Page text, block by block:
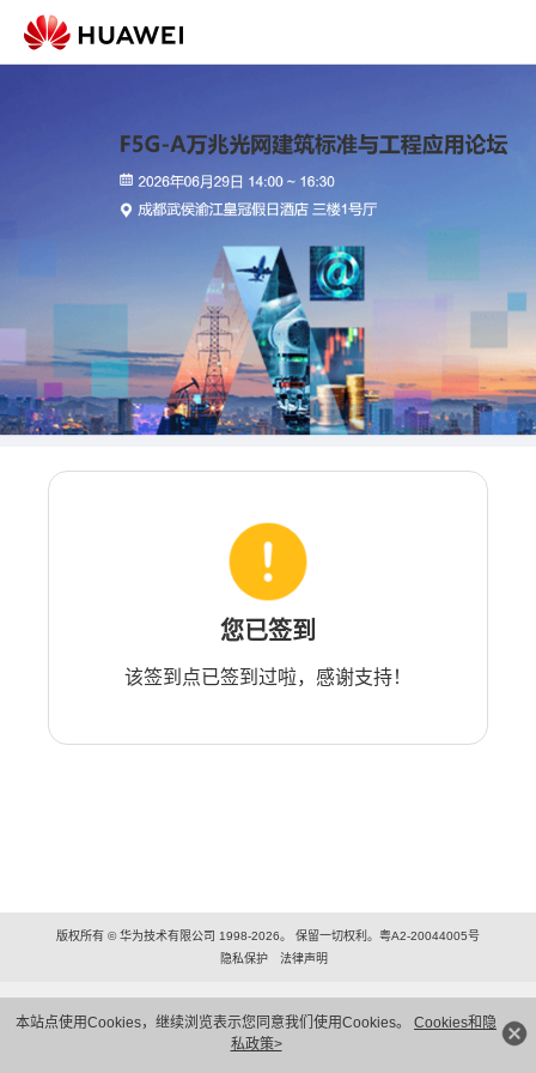
本站点使用Cookies，继续浏览表示您同意我们使用Cookies。 Cookies和隐
私政策>
您已签到
该签到点已签到过啦，感谢支持！
版权所有 © 华为技术有限公司 1998-2026。 保留一切权利。粤A2-20044005号
隐私保护
法律声明